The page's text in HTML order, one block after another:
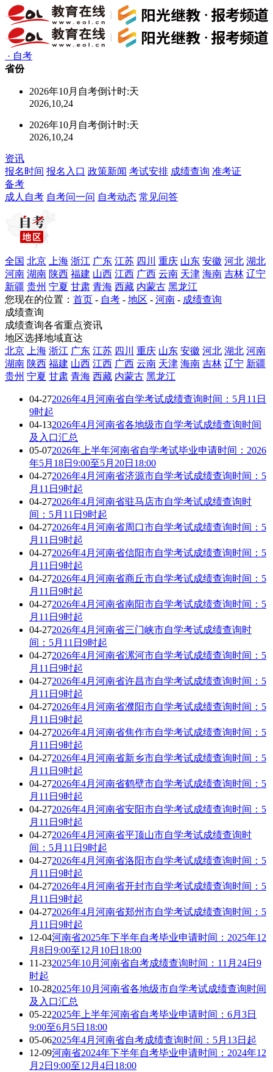
· 自考
省份
2026年10月自考倒计时:天
2026,10,24
2026年10月自考倒计时:天
2026,10,24
资讯
报名时间 报名入口 政策新闻 考试安排 成绩查询 准考证
备考
成人自考 自考问一问 自考动态 常见问答
全国 北京 上海 浙江 广东 江苏 四川 重庆 山东 安徽 河北 湖北
河南 湖南 陕西 福建 山西 江西 广西 云南 天津 海南 吉林 辽宁
新疆 贵州 宁夏 甘肃 青海 西藏 内蒙古 黑龙江
您现在的位置： 首页 - 自考 - 地区 - 河南 - 成绩查询
成绩查询
成绩查询各省重点资讯
地区选择地域直达
北京
上海 浙江 广东 江苏 四川 重庆 山东 安徽 河北 湖北 河南
湖南 陕西 福建 山西 江西 广西 云南 天津 海南 吉林 辽宁 新疆
贵州 宁夏 甘肃 青海 西藏 内蒙古 黑龙江
04-272026年4月河南省自学考试成绩查询时间：5月11日
9时起
04-132026年4月河南省各地级市自学考试成绩查询时间
及入口汇总
05-072026年上半年河南省自学考试毕业申请时间：2026
年5月18日9:00至5月20日18:00
04-272026年4月河南省济源市自学考试成绩查询时间：5
月11日9时起
04-272026年4月河南省驻马店市自学考试成绩查询时
间：5月11日9时起
04-272026年4月河南省周口市自学考试成绩查询时间：5
月11日9时起
04-272026年4月河南省信阳市自学考试成绩查询时间：5
月11日9时起
04-272026年4月河南省商丘市自学考试成绩查询时间：5
月11日9时起
04-272026年4月河南省南阳市自学考试成绩查询时间：5
月11日9时起
04-272026年4月河南省三门峡市自学考试成绩查询时
间：5月11日9时起
04-272026年4月河南省漯河市自学考试成绩查询时间：5
月11日9时起
04-272026年4月河南省许昌市自学考试成绩查询时间：5
月11日9时起
04-272026年4月河南省濮阳市自学考试成绩查询时间：5
月11日9时起
04-272026年4月河南省焦作市自学考试成绩查询时间：5
月11日9时起
04-272026年4月河南省新乡市自学考试成绩查询时间：5
月11日9时起
04-272026年4月河南省鹤壁市自学考试成绩查询时间：5
月11日9时起
04-272026年4月河南省安阳市自学考试成绩查询时间：5
月11日9时起
04-272026年4月河南省平顶山市自学考试成绩查询时
间：5月11日9时起
04-272026年4月河南省洛阳市自学考试成绩查询时间：5
月11日9时起
04-272026年4月河南省开封市自学考试成绩查询时间：5
月11日9时起
04-272026年4月河南省郑州市自学考试成绩查询时间：5
月11日9时起
12-04河南省2025年下半年自考毕业申请时间：2025年12
月8日9:00至12月10日18:00
11-232025年10月河南省自考成绩查询时间：11月24日9
时起
10-282025年10月河南省各地级市自学考试成绩查询时间
及入口汇总
05-222025年上半年河南省自考毕业申请时间：6月3日
9:00至6月5日18:00
05-062025年4月河南省自考成绩查询时间：5月13日起
12-09河南省2024年下半年自考毕业申请时间：2024年12
月2日9:00至12月4日18:00